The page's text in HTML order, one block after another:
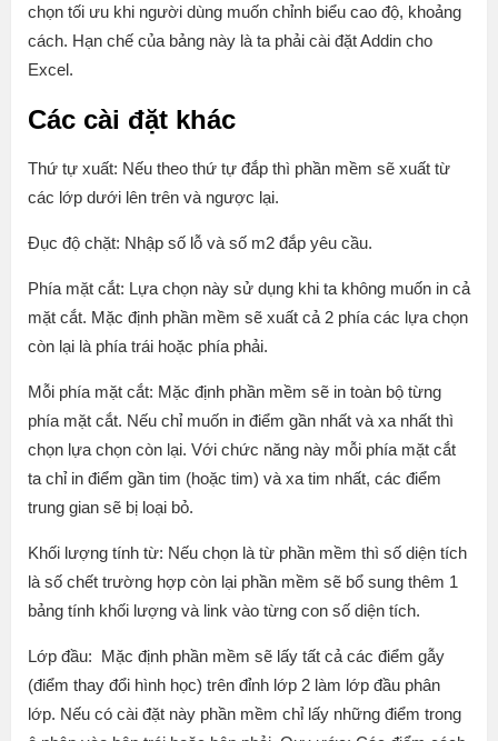
chọn tối ưu khi người dùng muốn chỉnh biểu cao độ, khoảng
cách. Hạn chế của bảng này là ta phải cài đặt Addin cho
Excel.
Các cài đặt khác
Thứ tự xuất: Nếu theo thứ tự đắp thì phần mềm sẽ xuất từ
các lớp dưới lên trên và ngược lại.
Đục độ chặt: Nhập số lỗ và số m2 đắp yêu cầu.
Phía mặt cắt: Lựa chọn này sử dụng khi ta không muốn in cả
mặt cắt. Mặc định phần mềm sẽ xuất cả 2 phía các lựa chọn
còn lại là phía trái hoặc phía phải.
Mỗi phía mặt cắt: Mặc định phần mềm sẽ in toàn bộ từng
phía mặt cắt. Nếu chỉ muốn in điểm gần nhất và xa nhất thì
chọn lựa chọn còn lại. Với chức năng này mỗi phía mặt cắt
ta chỉ in điểm gần tim (hoặc tim) và xa tim nhất, các điểm
trung gian sẽ bị loại bỏ.
Khối lượng tính từ: Nếu chọn là từ phần mềm thì số diện tích
là số chết trường hợp còn lại phần mềm sẽ bổ sung thêm 1
bảng tính khối lượng và link vào từng con số diện tích.
Lớp đầu: Mặc định phần mềm sẽ lấy tất cả các điểm gẫy
(điểm thay đổi hình học) trên đỉnh lớp 2 làm lớp đầu phân
lớp. Nếu có cài đặt này phần mềm chỉ lấy những điểm trong